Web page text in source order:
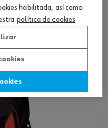
habilitada, así como
política de cookies